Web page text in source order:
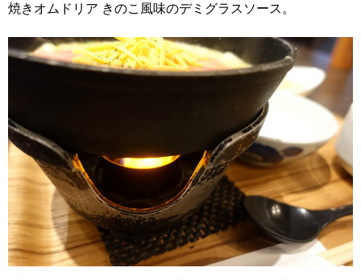
焼きオムドリア きのこ風味のデミグラスソース。